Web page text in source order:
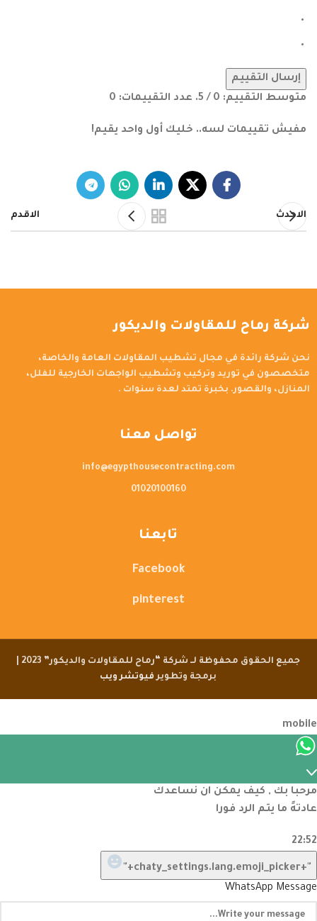
إرسال التقييم
متوسط التقييم: 0 / 5. عدد التقييمات: 0
مفيش تقييمات لسه.. خليك أول واحد يقيم!
الاحدث الاقدم
شركة رماح للمقاولات والديكور
نحن شركة رائدة في مجال تشطيب المقاولات العامة والخاصة،
متخصصون في توريد وتركيب وتشطيب الواجهات الخارجية للفلل،
المنازل، والقصور. بخبرة تمتد لعدة سنوات .
تواصل معنا
info@egypthousecontracting.com
01020100160
تابعنا
Facebook
pinterest
برمجة وتطوير فيوتشر ويب
مرحبا بك , كيف يمكن ان نساعدك
عادتهً ما يتم الرد فورا
22:52
"+chaty_settings.lang.emoji_picker+"
undefined